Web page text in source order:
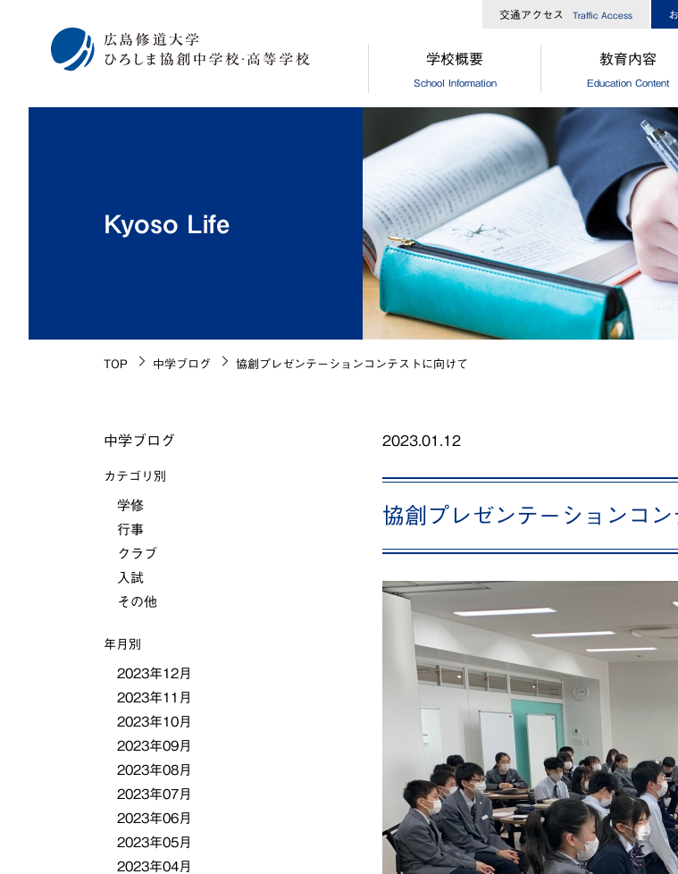
交通アクセス Traffic Access
学校概要
School Information
校長からのメッセージ
学校経営方針
修大ひろしま協創が目指す教育
広島修道大学との連携
海外協定校・姉妹校
施設・設備
生徒数
教育内容
Education Content
中高一貫コースに
[高校]コース制
[高校]特別進学コ
[高校]進学コース
探究
GCP
国際理解プログラム
Kyoso Life
TOP 中学ブログ 協創プレゼンテーションコンテストに向けて
2023.01.12
協創プレゼンテーションコ
中学ブログ
カテゴリ別
学修
行事
クラブ
入試
その他
年月別
2023年12月
2023年11月
2023年10月
2023年09月
2023年08月
2023年07月
2023年06月
2023年05月
2023年04月